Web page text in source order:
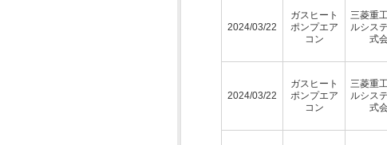
2024/03/22
ガスヒート
ポンプエア
コン
三菱重
ルシス
式
2024/03/22
ガスヒート
ポンプエア
コン
三菱重
ルシス
式